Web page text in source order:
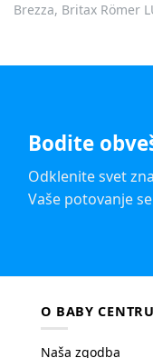
Brezza, Britax Römer
Bodite
Odklenite svet
Vaše potovanje
O BABY CENTRU
Naša zgodba